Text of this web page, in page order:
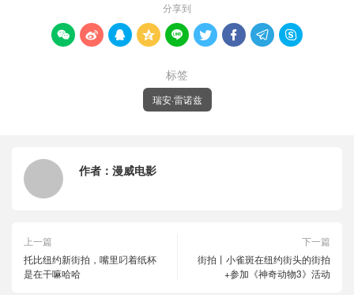
分享到
        
标签
瑞安·雷诺兹
作者： 漫威电影
上一篇
托比纽约新街拍，嘴里叼着纸杯
是在干嘛哈哈
下一篇
街拍丨小雀斑在纽约街头的街拍
+参加《神奇动物3》活动